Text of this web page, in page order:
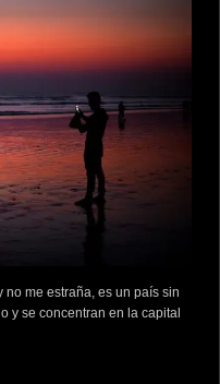
me estraña, es un país sin
y se concentran en la capital